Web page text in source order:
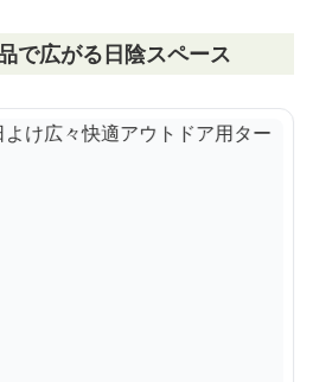
で広がる日陰スペース